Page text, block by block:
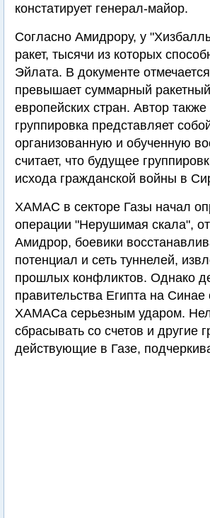
констатирует генерал-майор.
Согласно Амидрору, у
ракет, тысячи из которых
Эйлата. В документе
превышает суммарный
европейских стран. Автор также
группировка представляет
организованную и обученную
считает, что будущее
исхода гражданской войны в
ХАМАС в секторе Газы начал
операции "Нерушимая скала",
Амидрор, боевики
потенциал и сеть туннелей,
прошлых конфликтов. Однако
правительства Египта на Синае
ХАМАСа серьезным ударом.
сбрасывать со счетов и другие
действующие в Газе,